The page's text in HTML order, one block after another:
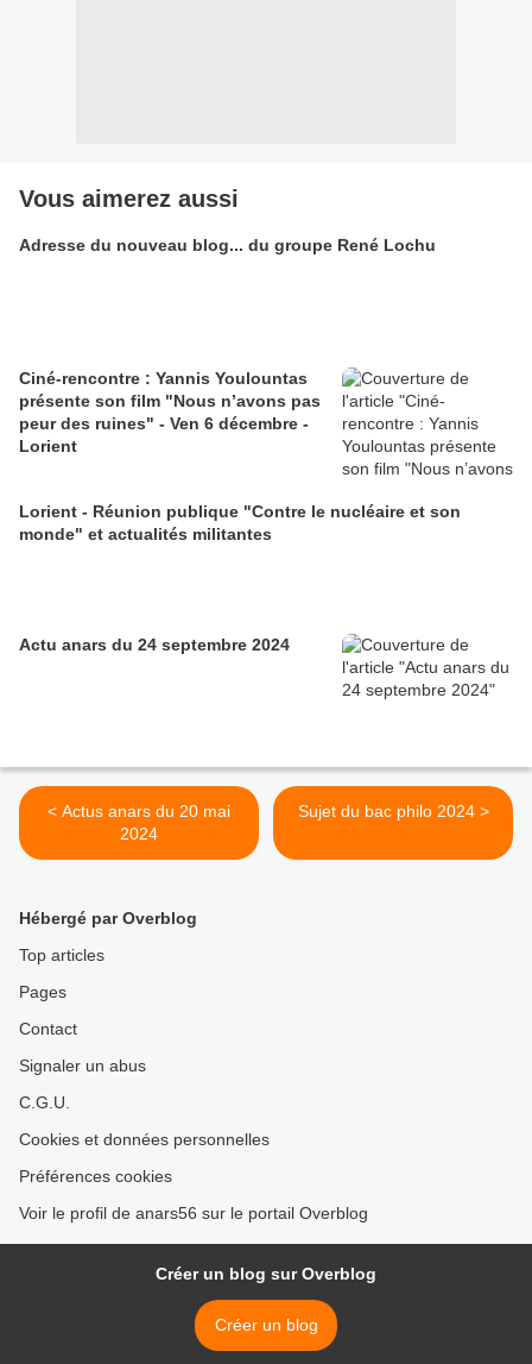
Vous aimerez aussi
Adresse du nouveau blog... du groupe René Lochu
Ciné-rencontre : Yannis Youlountas
présente son film "Nous n’avons pas
peur des ruines" - Ven 6 décembre -
Lorient
Lorient - Réunion publique "Contre le nucléaire et son
monde" et actualités militantes
Actu anars du 24 septembre 2024
< Actus anars du 20 mai
2024
Sujet du bac philo 2024 >
Hébergé par Overblog
Top articles
Pages
Contact
Signaler un abus
C.G.U.
Cookies et données personnelles
Préférences cookies
Voir le profil de anars56 sur le portail Overblog
Créer un blog sur Overblog
Créer un blog